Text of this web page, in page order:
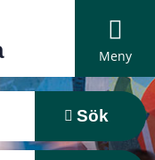
Meny
Sök